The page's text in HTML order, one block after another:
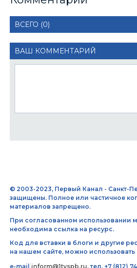
ВСЕГО (0)
ВАШ КОММЕНТАРИЙ
© 2003-2023, Первый Канал - Санкт-
защищены. Полное или частичное
материалов запрещено.
При согласованном использовании
необходима ссылка на ресурс.
Код для вставки в блоги и другие
на нашем сайте, можно использовать
e-mail inform@1tvspb.ru, тел. +7 (812)